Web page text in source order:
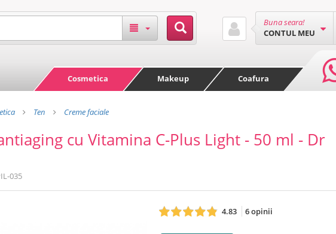
Buna seara!
CONTUL MEU
Cosmetica Makeup Coafura
Ten Creme faciale
cu Vitamina C-Plus Light - 50 ml - Dr
035
4.83 6 opinii